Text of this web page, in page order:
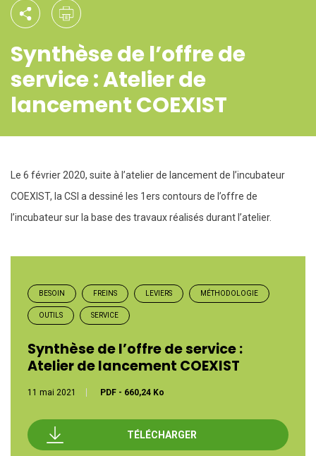
Synthèse de l’offre de
service : Atelier de
lancement COEXIST
Le 6 février 2020, suite à l’atelier de lancement de l’incubateur
COEXIST, la CSI a dessiné les 1ers contours de l’offre de
l’incubateur sur la base des travaux réalisés durant l’atelier.
BESOIN FREINS LEVIERS MÉTHODOLOGIE
OUTILS SERVICE
Synthèse de l’offre de service :
Atelier de lancement COEXIST
11 mai 2021 PDF - 660,24 Ko
TÉLÉCHARGER